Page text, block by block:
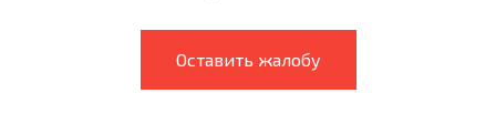
Оставить жалобу